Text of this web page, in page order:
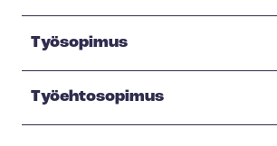
Työsopimus
Työehtosopimus